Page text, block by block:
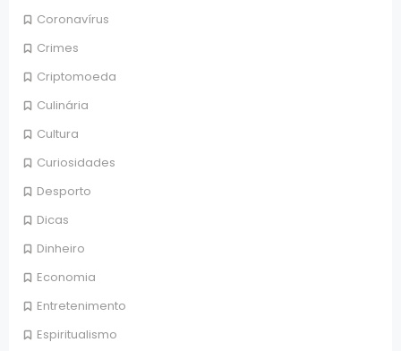
Coronavírus
Crimes
Criptomoeda
Culinária
Cultura
Curiosidades
Desporto
Dicas
Dinheiro
Economia
Entretenimento
Espiritualismo